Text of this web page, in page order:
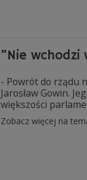
"Nie wchodzi
- Powrót do rządu
Jarosław Gowin.
większości
Zobacz więcej na